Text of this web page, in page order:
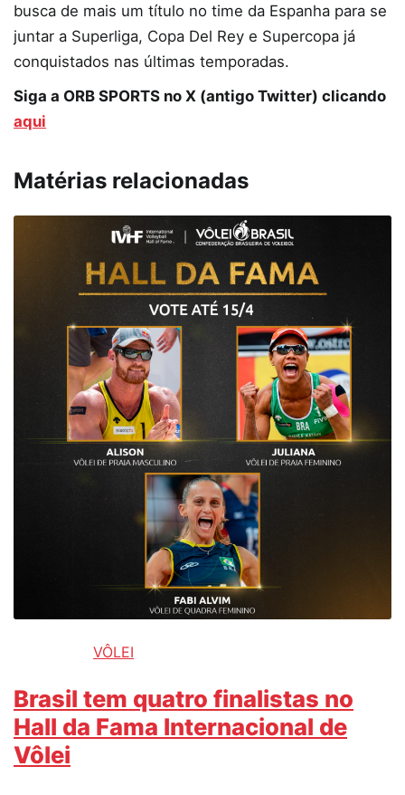
busca de mais um título no time da Espanha para se
juntar a Superliga, Copa Del Rey e Supercopa já
conquistados nas últimas temporadas.
Siga a ORB SPORTS no X (antigo Twitter) clicando
aqui
Matérias relacionadas
VÔLEI
Brasil tem quatro finalistas no
Hall da Fama Internacional de
Vôlei